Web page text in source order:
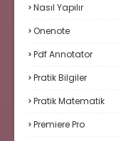
Nasıl Yapılır
Onenote
Pdf Annotator
Pratik Bilgiler
Pratik Matematik
Premiere Pro